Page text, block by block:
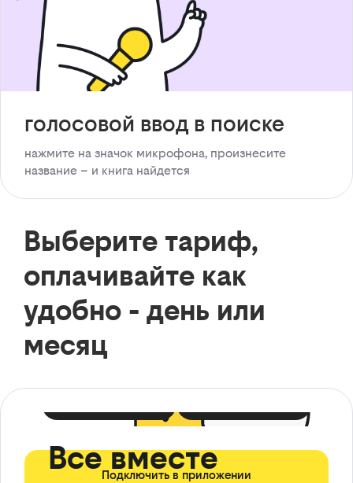
голосовой ввод в поиске
нажмите на значок микрофона, произнесите
название – и книга найдется
Выберите тариф,
оплачивайте как
удобно - день или
месяц
Все вместе
Подключить в приложении